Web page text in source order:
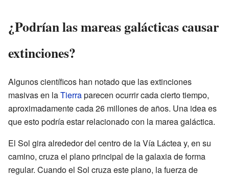
¿Podrían las mareas galácticas causar
extinciones?
Algunos científicos han notado que las extinciones
masivas en laTierraparecen ocurrir cada cierto tiempo,
aproximadamente cada 26 millones de años. Una idea es
que esto podría estar relacionado con la marea galáctica.
El Sol gira alrededor del centro de la Vía Láctea y, en su
camino, cruza el plano principal de la galaxia de forma
regular. Cuando el Sol cruza este plano, la fuerza de